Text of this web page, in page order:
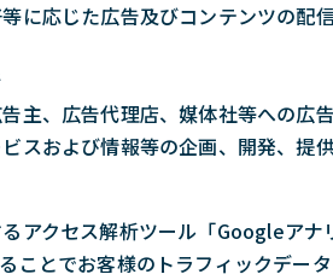
に応じた広告及びコンテンツの配
主、広告代理店、媒体社等への広
スおよび情報等の企画、開発、提
アクセス解析ツール「Googleア
ことでお客様のトラフィックデータ